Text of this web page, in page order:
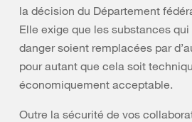
la décision du Département
Elle exige que les substances
danger soient remplacées par
pour autant que cela soit
économiquement acceptable.
Outre la sécurité de vos